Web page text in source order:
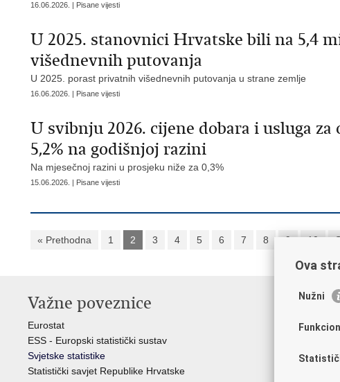
16.06.2026. | Pisane vijesti
U 2025. stanovnici Hrvatske bili na 5,4
višednevnih putovanja
U 2025. porast privatnih višednevnih putovanja u strane zemlje
16.06.2026. | Pisane vijesti
U svibnju 2026. cijene dobara i usluga
5,2% na godišnjoj razini
Na mjesečnoj razini u prosjeku niže za 0,3%
15.06.2026. | Pisane vijesti
« Prethodna 1 2 3 4 5 6 7 8 9 10
Važne poveznice
Eurostat
ESS - Europski statistički sustav
Svjetske statistike
Statistički savjet Republike Hrvatske
Odbor
Ova
Nužni